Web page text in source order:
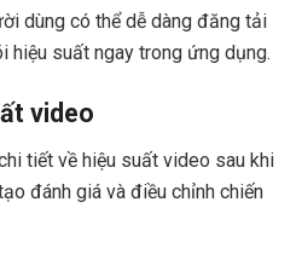
dùng có thể dễ dàng đăng tải
hiệu suất ngay trong ứng dụng.
video
tiết về hiệu suất video sau khi
đánh giá và điều chỉnh chiến